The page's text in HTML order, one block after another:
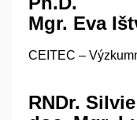
Mgr. Eva
CEITEC –
RNDr.